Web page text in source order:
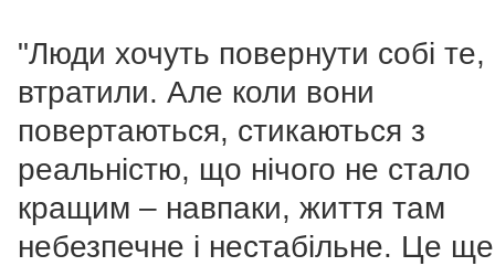
"Люди хочуть повернути собі
втратили. Але коли вони
повертаються, стикаються з
реальністю, що нічого не стало
кращим – навпаки, життя там
небезпечне і нестабільне. Це ще